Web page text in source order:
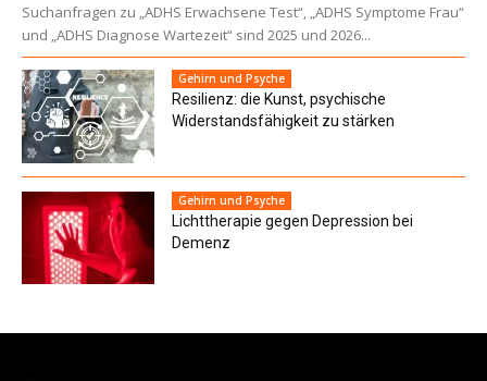
Suchanfragen zu „ADHS Erwachsene Test“, „ADHS Symptome Frau“
und „ADHS Diagnose Wartezeit“ sind 2025 und 2026...
Gehirn und Psyche
Resilienz: die Kunst, psychische
Widerstandsfähigkeit zu stärken
Gehirn und Psyche
Lichttherapie gegen Depression bei
Demenz